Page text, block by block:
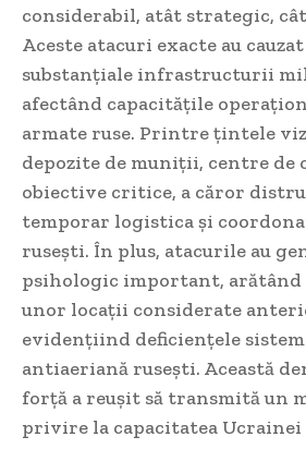
considerabil, atât strategic,
Aceste atacuri exacte au
substanțiale infrastructurii
afectând capacitățile
armate ruse. Printre țintele
depozite de muniții, centre de
obiective critice, a căror
temporar logistica și
rusești. În plus, atacurile au
psihologic important,
unor locații considerate
evidențiind deficiențele
antiaeriană rusești. Această
forță a reușit să transmită un
privire la capacitatea Ucrainei